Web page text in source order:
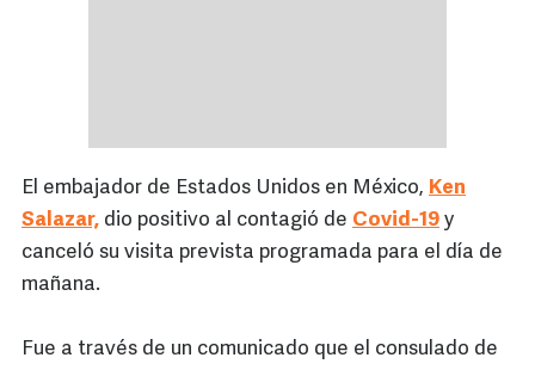
El embajador de Estados Unidos en México, Ken
Salazar, dio positivo al contagió de Covid-19 y
canceló su visita prevista programada para el día de
mañana.
Fue a través de un comunicado que el consulado de